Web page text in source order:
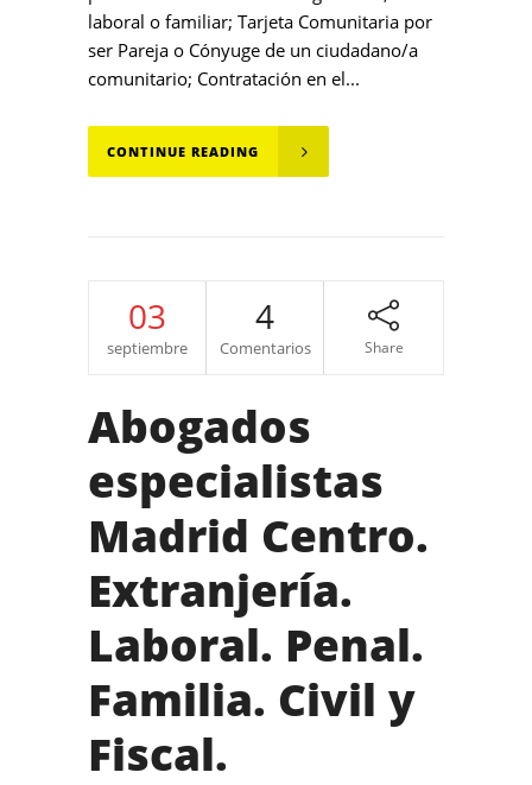
laboral o familiar; Tarjeta Comunitaria por
ser Pareja o Cónyuge de un ciudadano/a
comunitario; Contratación en el...
CONTINUE READING
03
septiembre
4
Comentarios Share
Abogados
especialistas
Madrid Centro.
Extranjería.
Laboral. Penal.
Familia. Civil y
Fiscal.